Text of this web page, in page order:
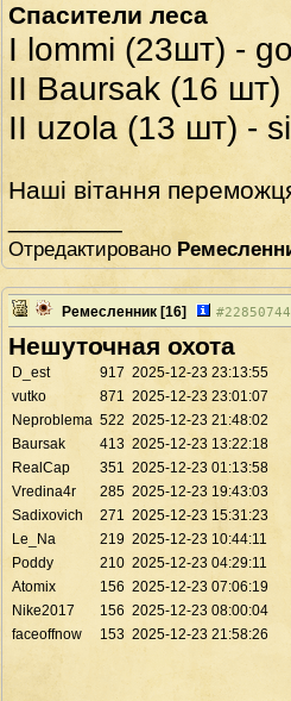
Спасители леса
I lommi (23шт) -
II Baursak (16 шт)
II uzola (13 шт) -
Наші вітання
________
Отредактировано
Ремесленник [16] #
Нешуточная охота
D_est 917 2025-12-23 23:13:55
vutko
871 2025-12-23 23:01:07
Neproblema 522 2025-12-23 21:48:02
Baursak
413 2025-12-23 13:22:18
RealCap
351 2025-12-23 01:13:58
Vredina4r
285 2025-12-23 19:43:03
Sadixovich
271 2025-12-23 15:31:23
Le_Na
219 2025-12-23 10:44:11
Poddy
210 2025-12-23 04:29:11
Atomix
156 2025-12-23 07:06:19
Nike2017
156 2025-12-23 08:00:04
faceoffnow
153 2025-12-23 21:58:26